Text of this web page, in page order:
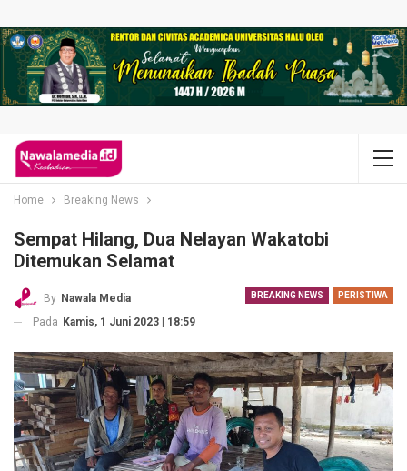
Home Breaking News
Sempat Hilang, Dua Nelayan Wakatobi
Ditemukan Selamat
BREAKING NEWS PERISTIWA
By Nawala Media
Pada Kamis, 1 Juni 2023 | 18:59